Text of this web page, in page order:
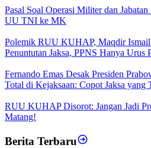
Pasal Soal Operasi Militer dan
UU TNI ke MK
Polemik RUU KUHAP, Maqdir
Penuntutan Jaksa, PPNS Hanya Urus
Fernando Emas Desak Presiden
Total di Kejaksaan: Copot Jaksa yang
RUU KUHAP Disorot: Jangan Jadi
Matang!
Berita Terbaru